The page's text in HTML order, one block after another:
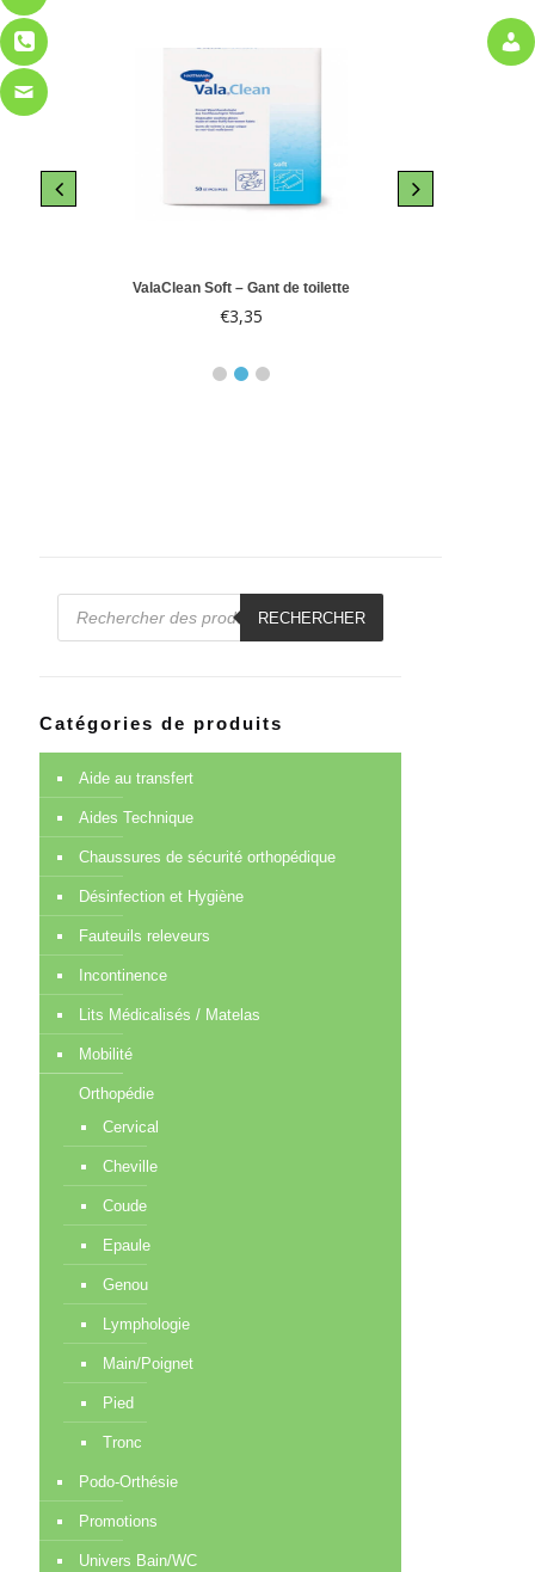
ValaClean Soft – Gant de toilette
€3,35
Recherche
RECHERCHER
Catégories de produits
Aide au transfert
Aides Technique
Chaussures de sécurité orthopédique
Désinfection et Hygiène
Fauteuils releveurs
Incontinence
Lits Médicalisés / Matelas
Mobilité
Orthopédie
Cervical
Cheville
Coude
Epaule
Genou
Lymphologie
Main/Poignet
Pied
Tronc
Podo-Orthésie
Promotions
Univers Bain/WC